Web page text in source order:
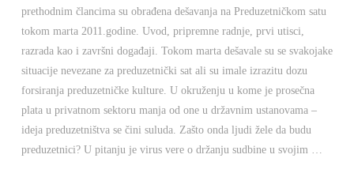
prethodnim člancima su obrađena dešavanja na Preduzetničkom satu
tokom marta 2011.godine. Uvod, pripremne radnje, prvi utisci,
razrada kao i završni događaji. Tokom marta dešavale su se svakojake
situacije nevezane za preduzetnički sat ali su imale izrazitu dozu
forsiranja preduzetničke kulture. U okruženju u kome je prosečna
plata u privatnom sektoru manja od one u državnim ustanovama –
ideja preduzetništva se čini suluda. Zašto onda ljudi žele da budu
preduzetnici? U pitanju je virus vere o držanju sudbine u svojim …